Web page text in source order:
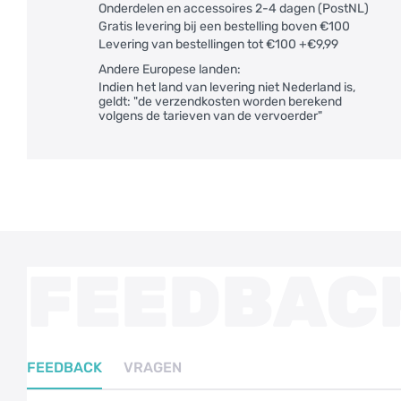
Onderdelen en accessoires 2-4 dagen (PostNL)
Gratis levering bij een bestelling boven €100
Levering van bestellingen tot €100 +€9,99
Andere Europese landen:
Indien het land van levering niet Nederland is,
geldt: "de verzendkosten worden berekend
volgens de tarieven van de vervoerder"
FEEDBACK VRAGEN